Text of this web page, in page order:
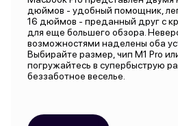
дюймов - удобный помощник,
16 дюймов - преданный друг с
для еще большего обзора.
возможностями наделены оба
Выбирайте размер, чип M1 Pro
погружайтесь в супербыструю
беззаботное веселье.